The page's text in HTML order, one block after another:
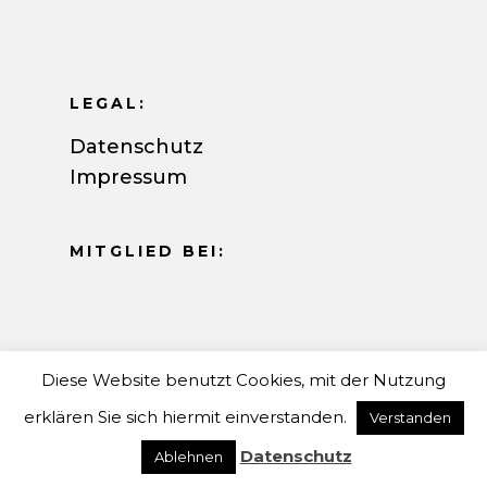
LEGAL:
Datenschutz
Impressum
MITGLIED BEI:
Leuchtend Laut GmbH
Diese Website benutzt Cookies, mit der Nutzung
erklären Sie sich hiermit einverstanden.
Verstanden
Ablehnen Datenschutz